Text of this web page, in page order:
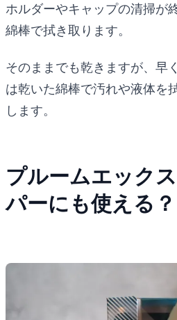
ホルダーやキャップの清掃が
綿棒で拭き取ります。
そのままでも乾きますが、早
は乾いた綿棒で汚れや液体を
します。
プルームエック
パーにも使える？